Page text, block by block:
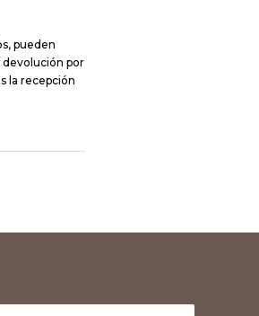
pueden
devolución por
la recepción